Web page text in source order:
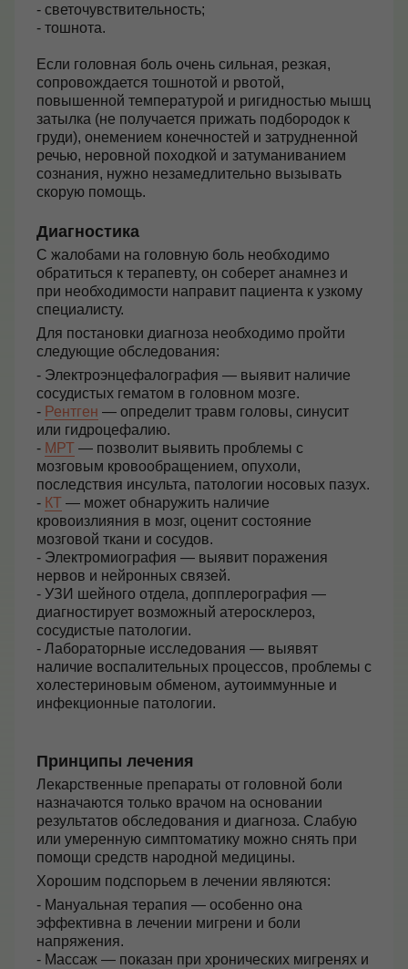
- светочувствительность;
- тошнота.
Если головная боль очень сильная, резкая,
сопровождается тошнотой и рвотой,
повышенной температурой и ригидностью мышц
затылка (не получается прижать подбородок к
груди), онемением конечностей и затрудненной
речью, неровной походкой и затуманиванием
сознания, нужно незамедлительно вызывать
скорую помощь.
Диагностика
С жалобами на головную боль необходимо
обратиться к терапевту, он соберет анамнез и
при необходимости направит пациента к узкому
специалисту.
Для постановки диагноза необходимо пройти
следующие обследования:
- Электроэнцефалография — выявит наличие
сосудистых гематом в головном мозге.
- Рентген — определит травм головы, синусит
или гидроцефалию.
- МРТ — позволит выявить проблемы с
мозговым кровообращением, опухоли,
последствия инсульта, патологии носовых пазух.
- КТ — может обнаружить наличие
кровоизлияния в мозг, оценит состояние
мозговой ткани и сосудов.
- Электромиография — выявит поражения
нервов и нейронных связей.
- УЗИ шейного отдела, допплерография —
диагностирует возможный атеросклероз,
сосудистые патологии.
- Лабораторные исследования — выявят
наличие воспалительных процессов, проблемы с
холестериновым обменом, аутоиммунные и
инфекционные патологии.
Принципы лечения
Лекарственные препараты от головной боли
назначаются только врачом на основании
результатов обследования и диагноза. Слабую
или умеренную симптоматику можно снять при
помощи средств народной медицины.
Хорошим подспорьем в лечении являются:
- Мануальная терапия — особенно она
эффективна в лечении мигрени и боли
напряжения.
- Массаж — показан при хронических мигренях и